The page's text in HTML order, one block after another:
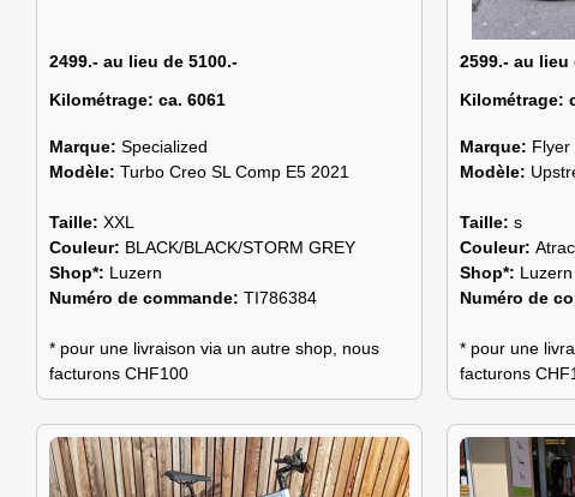
2499.- au lieu de 5100.-
Kilométrage: ca. 6061
Marque: Specialized
Modèle: Turbo Creo SL Comp E5 2021
Taille: XXL
Couleur: BLACK/BLACK/STORM GREY
Shop*: Luzern
Numéro de commande: TI786384
* pour une livraison via un autre shop, nous
facturons CHF100
2599.- au lieu
Kilométrage:
Marque: Flyer
Modèle:
Taille: s
Couleur:
Shop*: Luzern
Numéro de
* pour une
facturons